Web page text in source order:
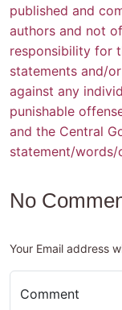
published and
authors and not
responsibility for
statements and/
against any
punishable
and the Central
statement/
No
Your Email address
Comment